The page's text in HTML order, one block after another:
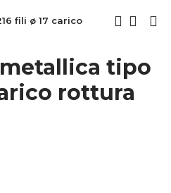
fili ø 17 carico
tipo
rottura